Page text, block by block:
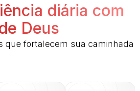
diária com
Deus
que fortalecem sua caminhada